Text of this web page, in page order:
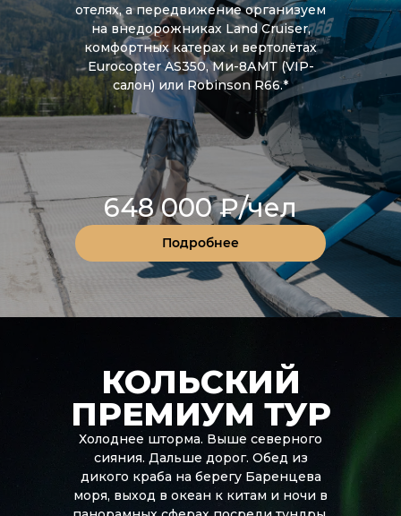
648 000 ₽/чел
Подробнее
отелях, а передвижение организуем
на внедорожниках Land Cruiser,
комфортных катерах и вертолётах
Eurocopter AS350, Ми-8АМТ (VIP-
салон) или Robinson R66.*
КОЛЬСКИЙ
ПРЕМИУМ ТУР
Холоднее шторма. Выше северного
сияния. Дальше дорог. Обед из
дикого краба на берегу Баренцева
моря, выход в океан к китам и ночи в